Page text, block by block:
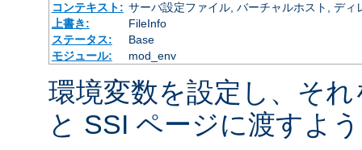
コンテキスト: サーバ設定ファイル, バーチャルホスト, ディ
上書き:
FileInfo
ステータス:
Base
モジュール:
mod_env
環境変数を設定し、そ
と SSI ページに渡すよ